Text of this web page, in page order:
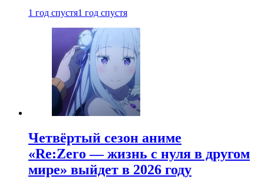
1 год спустя1 год спустя
Четвёртый сезон аниме
«Re:Zero — жизнь с нуля в другом
мире» выйдет в 2026 году